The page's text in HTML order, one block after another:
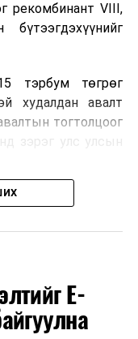
рекомбинант VIII,
тэрбум төгрөг
худалдан авалт
тогтолцоог
зэрэг улс улсын
нь бөөний
авах, зах зээлд
байх
эрсдэлийг
E-